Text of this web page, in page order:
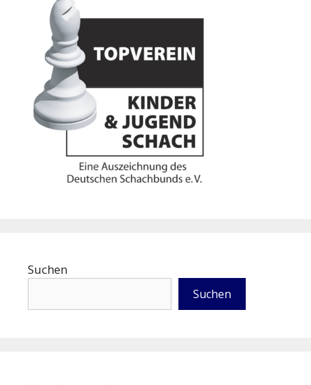
Suchen
Suchen